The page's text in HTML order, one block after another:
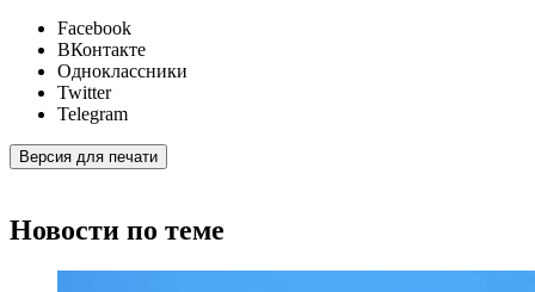
Facebook
ВКонтакте
Одноклассники
Twitter
Telegram
Версия для печати
Новости по теме